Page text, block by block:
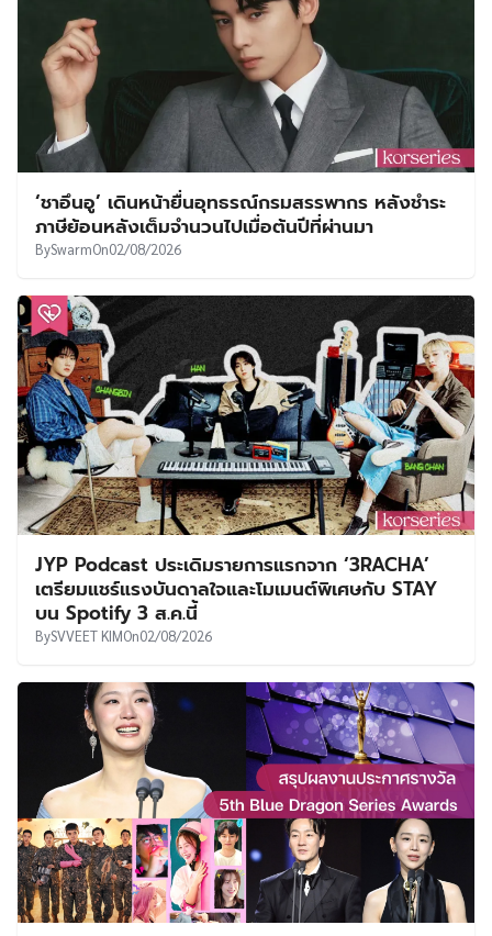
‘ชาอึนอู’ เดินหน้ายื่นอุทธรณ์กรมสรรพากร หลังชำระ
ภาษีย้อนหลังเต็มจำนวนไปเมื่อต้นปีที่ผ่านมา
BySwarmOn02/08/2026
JYP Podcast ประเดิมรายการแรกจาก ‘3RACHA’
เตรียมแชร์แรงบันดาลใจและโมเมนต์พิเศษกับ STAY
บน Spotify 3 ส.ค.นี้
BySVVEET KIMOn02/08/2026